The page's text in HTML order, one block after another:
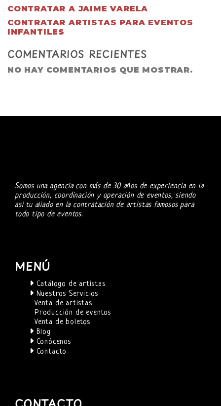
CONTRATAR A JAIME VARELA
CONTRATAR ARTISTAS PARA EVENTOS
INFANTILES
COMENTARIOS RECIENTES
NO HAY COMENTARIOS QUE MOSTRAR.
Somos una agencia con más de 30 años de experiencia en la
producción, coordinación y operación de eventos, siendo
asi tu aliado en la contratación de artistas famosos para
todo tipo de eventos.
MENÚ
Catálogo de artistas
Nuestros Servicios
Venta de artistas
Producción de eventos
Venta de boletos
Blog
Conócenos
Contacto